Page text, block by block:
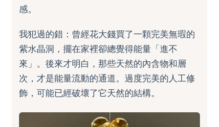
感。
我犯過的錯：曾經花大錢買了一顆完美無瑕的
紫水晶洞，擺在家裡卻總覺得能量「進不
來」。後來才明白，那些天然的內含物和層
次，才是能量流動的通道。過度完美的人工修
飾，可能已經破壞了它天然的結構。